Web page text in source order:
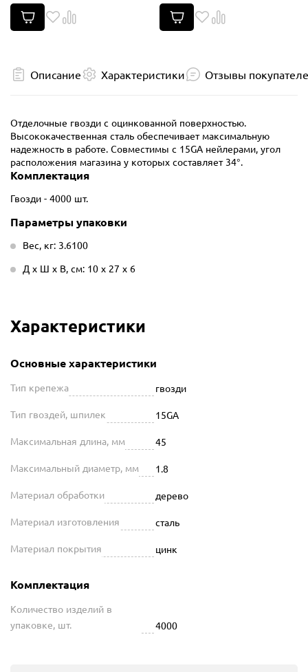
2)
3)
Описание Характеристики Отзывы
Отделочные гвозди с оцинкованной поверхностью.
Высококачественная сталь обеспечивает максимальную
надежность в работе. Совместимы с 15GA нейлерами, угол
расположения магазина у которых составляет 34°.
Комплектация
Гвозди - 4000 шт.
Параметры упаковки
Вес, кг: 3.6100
Д х Ш х В, см: 10 х 27 х 6
Характеристики
Основные характеристики
Тип крепежа гвозди
Тип гвоздей, шпилек 15GA
Максимальная длина, мм 45
Максимальный диаметр, мм 1.8
Материал обработки дерево
Материал изготовления сталь
Материал покрытия цинк
Комплектация
Количество изделий в
упаковке, шт.
4000